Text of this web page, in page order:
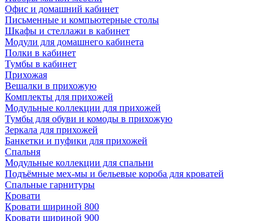
Офис и домашний кабинет
Письменные и компьютерные столы
Шкафы и стеллажи в кабинет
Модули для домашнего кабинета
Полки в кабинет
Тумбы в кабинет
Прихожая
Вешалки в прихожую
Комплекты для прихожей
Модульные коллекции для прихожей
Тумбы для обуви и комоды в прихожую
Зеркала для прихожей
Банкетки и пуфики для прихожей
Спальня
Модульные коллекции для спальни
Подъёмные мех-мы и бельевые короба для кроватей
Спальные гарнитуры
Кровати
Кровати шириной 800
Кровати шириной 900